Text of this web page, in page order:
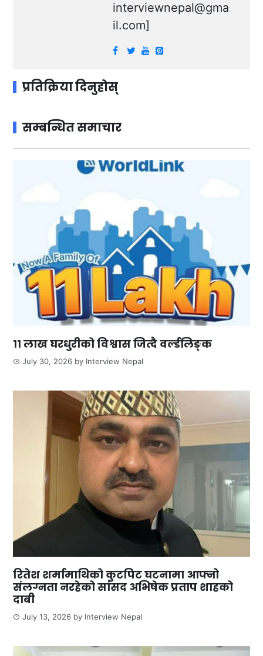
interviewnepal@gma
il.com]
प्रतिक्रिया दिनुहोस्
सम्बन्धित समाचार
११ लाख घरधुरीको विश्वास जित्दै वर्ल्डलिङ्क
July 30, 2026 by Interview Nepal
रितेश शर्मामाथिको कुटपिट घटनामा आफ्नो
संलग्नता नरहेको सांसद अभिषेक प्रताप शाहको
दाबी
July 13, 2026 by Interview Nepal